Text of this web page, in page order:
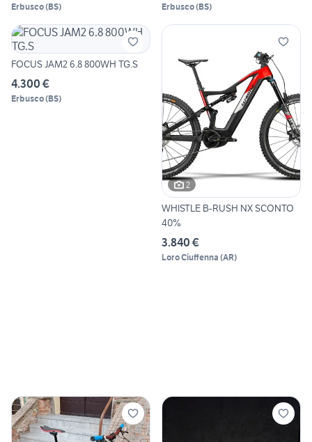
Erbusco(BS) Erbusco(BS)
FOCUS JAM2 6.8 800WH TG.S
4.300 €
Erbusco(BS)
2
WHISTLE B-RUSH NX SCONTO
40%
3.840 €
Loro Ciuffenna (AR)